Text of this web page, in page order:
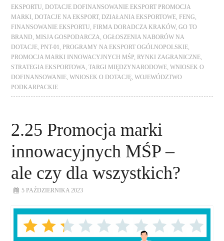
EKSPORTU ,DOTACJE DOFINANSOWANIE EKSPORT PROMOCJA
MARKI
,DOTACJE NA EKSPORT,DZIAŁANIA EKSPORTOWE ,FENG
FINANSOWANIE EKSPORTU ,FIRMA DORADCZA KRAKÓW,GO TO
BRAND ,MISJA GOSPODARCZA ,OGŁOSZENIA NABORÓW NA
DOTACJE ,PNT-01 ,PROGRAMY NA EKSPORT OGÓLNOPOLSKIE
PROMOCJA MARKI INNOWACYJNYCH MŚP ,RYNKI ZAGRANICZNE
STRATEGIA EKSPORTOWA ,TARGI MIĘDZYNARODOWE ,WNIOSEK O
DOFINANSOWANIE ,WNIOSEK O DOTACJĘ ,WOJEWÓDZTWO
PODKARPACKIE
2.25 Promocja marki
innowacyjnych MŚP –
ale czy dla wszystkich?
5 PAŹDZIERNIKA 2023